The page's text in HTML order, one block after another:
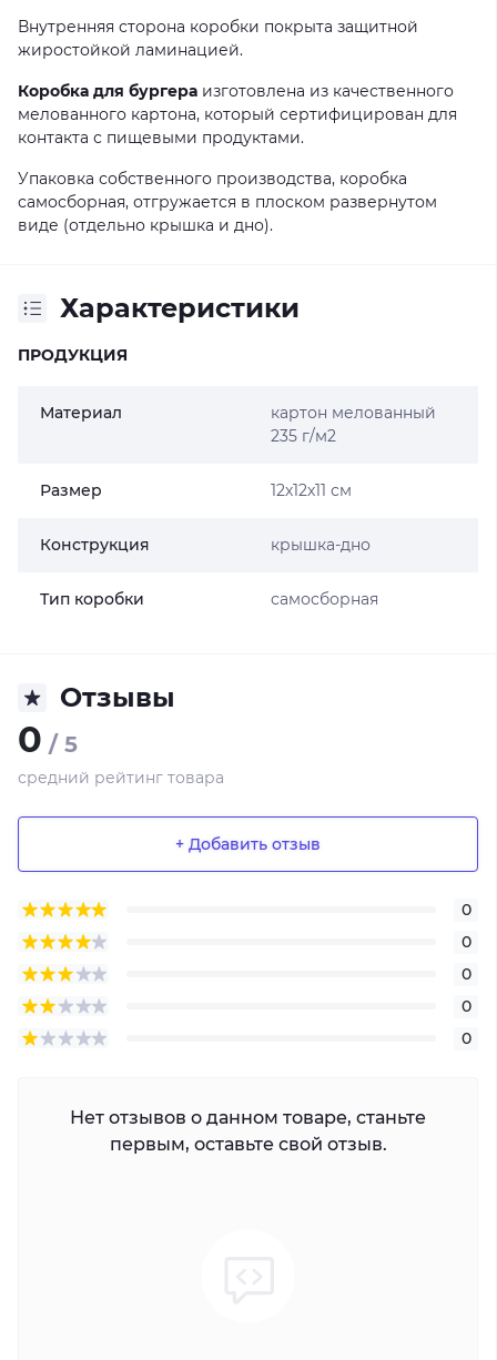
Внутренняя сторона коробки покрыта защитной
жиростойкой ламинацией.
Коробка для бургера изготовлена из качественного
мелованного картона, который сертифицирован для
контакта с пищевыми продуктами.
Упаковка собственного производства, коробка
самосборная, отгружается в плоском развернутом
виде (отдельно крышка и дно).
Характеристики
ПРОДУКЦИЯ
Материал
картон мелованный
235 г/м2
Размер 12х12х11 см
Конструкция крышка-дно
Тип коробки самосборная
Отзывы
0 / 5
средний рейтинг товара
+ Добавить отзыв
0
0
0
0
0
Нет отзывов о данном товаре, станьте
первым, оставьте свой отзыв.